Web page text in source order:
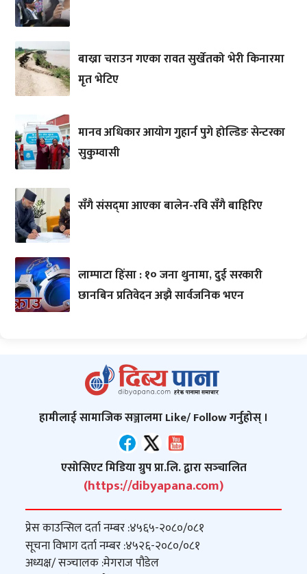
बाख्रा चराउन गएका रावत सुर्खेतको भेरी किनारमा
मृत भेटिए
मानव अधिकार आयोग गुहार्न पुगे होल्डिङ सेन्टरका
सुकुम्वासी
सँगै संसद्‌मा आएका बालेन-रवि सँगै बाहिरिए
लाम्पाटा हिंसा : १० जना थुनामा, दुई सरकारी
छानबिन प्रतिवेदन अझै सार्वजनिक भएन
हामीलाई सामाजिक सञ्जालमा Like/ Follow गर्नुहोस् ।
एसोसिएट मिडिया ग्रुप प्रा.लि. द्वारा सञ्‍चालित
(https://dibyapana.com)
प्रेस काउन्सिल दर्ता नम्बर :४५६५-२०८०/०८१
सूचना विभाग दर्ता नम्बर :४५२६-२०८०/०८१
अध्यक्ष/ सञ्‍चालक :मेगराज पौडेल